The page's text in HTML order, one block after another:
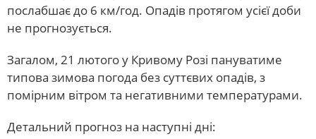
послабшає до 6 км/год. Опадів протягом усієї доби
не прогнозується.
Загалом, 21 лютого у Кривому Розі пануватиме
типова зимова погода без суттєвих опадів, з
помірним вітром та негативними температурами.
Детальний прогноз на наступні дні: